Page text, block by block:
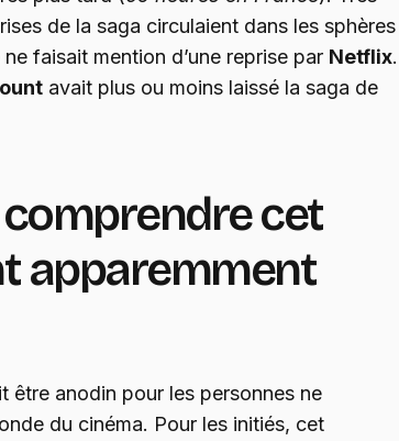
de la saga circulaient dans les sphères
faisait mention d’une reprise par Netflix.
avait plus ou moins laissé la saga de
cet
apparemment
être anodin pour les personnes ne
du cinéma. Pour les initiés, cet